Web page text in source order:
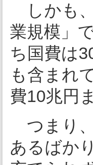
しかも
業規模」
ち国費は
も含まれ
費10兆円
つまり
あるばか